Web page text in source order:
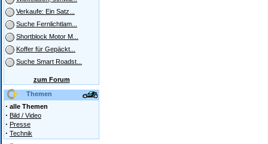
Verkaufe: Ein Satz...
Suche Fernlichtlam...
Shortblock Motor M...
Koffer für Gepäckt...
Suche Smart Roadst...
zum Forum
Themen
· alle Themen
· Bild / Video
· Presse
· Technik